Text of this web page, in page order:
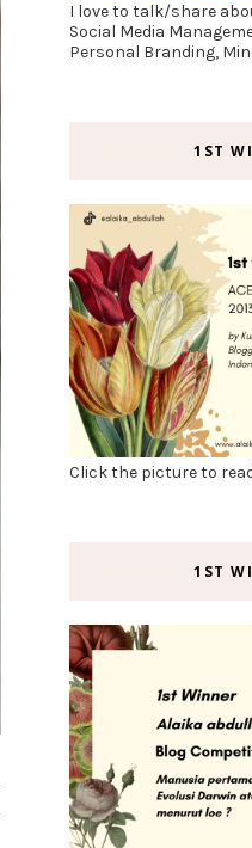
I love to talk/share
Social Media
Personal Branding,
1ST
Click the picture to
1ST